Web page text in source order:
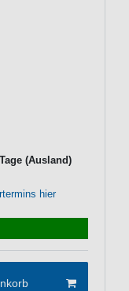
(Ausland)
hier